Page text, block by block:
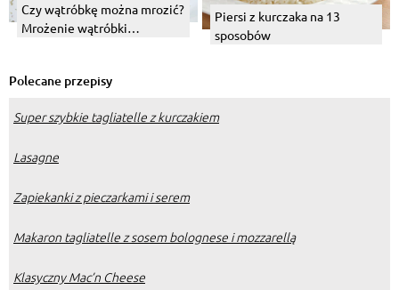
Czy wątróbkę można mrozić?
Mrożenie wątróbki
Piersi z kurczaka na 13
sposobów
Polecane przepisy
Super szybkie tagliatelle z kurczakiem
Lasagne
Zapiekanki z pieczarkami i serem
Makaron tagliatelle z sosem bolognese i mozzarellą
Klasyczny Mac’n Cheese